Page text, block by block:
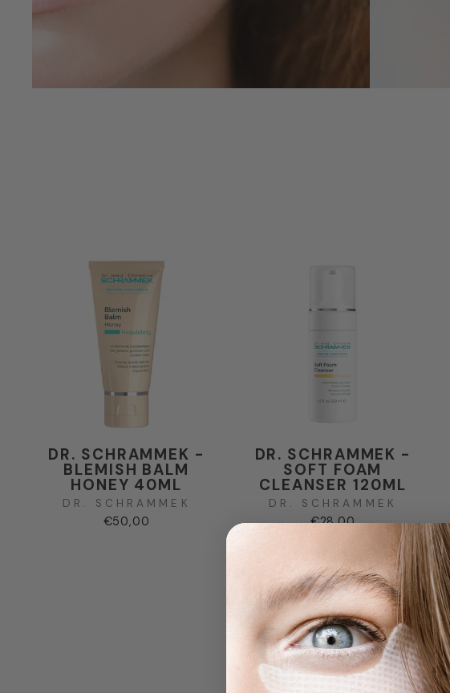
DR. SCHRAMMEK -
BLEMISH BALM
HONEY 40ML
DR. SCHRAMMEK
€50,00
DR. SCHRAMMEK -
SOFT FOAM
CLEANSER 120ML
DR. SCHRAMMEK
€28,00